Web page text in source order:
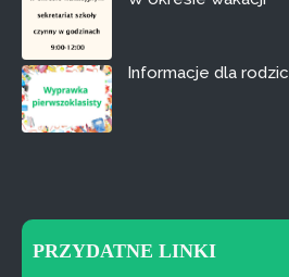
Informacje dla
PRZYDATNE LINKI